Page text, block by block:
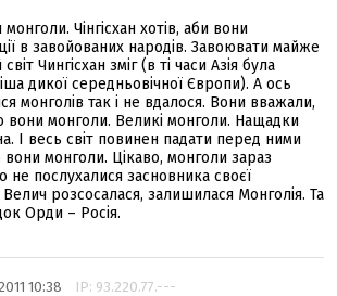
монголи. Чінгісхан хотів, аби вони
в завойованих народів. Завоювати майже
Чингісхан зміг (в ті часи Азія була
дикої середньовічної Європи). А ось
монголів так і не вдалося. Вони вважали,
вони монголи. Великі монголи. Нащадки
І весь світ повинен падати перед ними
монголи. Цікаво, монголи зараз
послухалися засновника своєї
розсосалася, залишилася Монголія. Та
Орди – Росія.
10:38 IP: 93.220.77.---